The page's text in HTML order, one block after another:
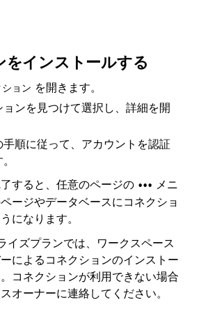
をインストールする
ション を開きます。
ョンを見つけて選択し、詳細を開
順に従って、アカウントを認証
すると、任意のページの ••• メニ
ージやデータベースにコネクショ
になります。
イズプランでは、ワークスペース
によるコネクションのインストー
コネクションが利用できない場合
オーナーに連絡してください。